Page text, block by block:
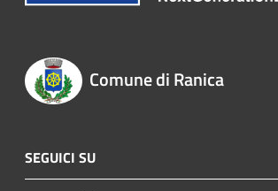
Comune di Ranica
SEGUICI SU